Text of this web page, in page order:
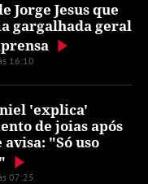
Jorge Jesus que
gargalhada geral
16:10
'explica'
de joias após
avisa: "Só uso
07:25